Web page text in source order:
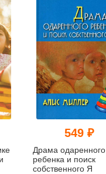
549 ₽
Драма одаренного
ребенка и поиск
собственного Я